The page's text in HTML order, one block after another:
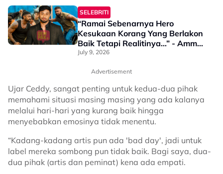
SELEBRITI
“Ramai Sebenarnya Hero
Kesukaan Korang Yang Berlakon
Baik Tetapi Realitinya…” - Ammar
Alfian
July 9, 2026
Advertisement
Ujar Ceddy, sangat penting untuk kedua-dua pihak
memahami situasi masing masing yang ada kalanya
melalui hari-hari yang kurang baik hingga
menyebabkan emosinya tidak menentu.
“Kadang-kadang artis pun ada 'bad day', jadi untuk
label mereka sombong pun tidak baik. Bagi saya, dua-
dua pihak (artis dan peminat) kena ada empati.